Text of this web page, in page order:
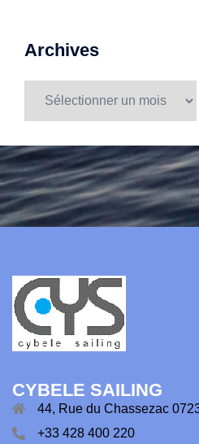
Archives
CYBELE SAILING
44, Rue du Chassezac
+33 428 400 220